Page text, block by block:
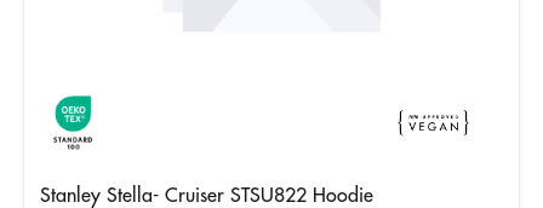
Stanley Stella- Cruiser STSU822 Hoodie